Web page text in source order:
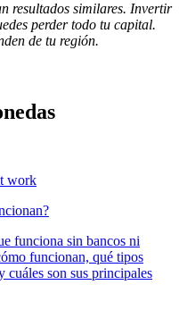
resultados similares. Invertir
perder todo tu capital.
de tu región.
funciona sin bancos ni
funcionan, qué tipos
cuáles son sus principales